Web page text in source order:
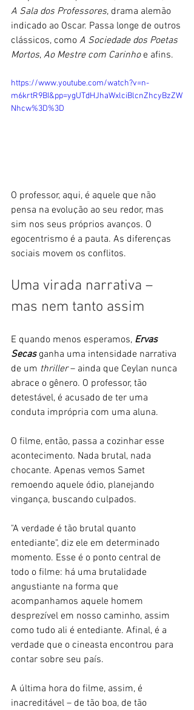
A Sala dos Professores, drama alemão
indicado ao Oscar. Passa longe de outros
clássicos, como A Sociedade dos Poetas
Mortos, Ao Mestre com Carinho e afins.
https://www.youtube.com/watch?v=n-
m6krtR9BI&pp=ygUTdHJhaWxlciBlcnZhcyBzZW
Nhcw%3D%3D
O professor, aqui, é aquele que não
pensa na evolução ao seu redor, mas
sim nos seus próprios avanços. O
egocentrismo é a pauta. As diferenças
sociais movem os conflitos.
Uma virada narrativa –
mas nem tanto assim
E quando menos esperamos, Ervas
Secas ganha uma intensidade narrativa
de um thriller – ainda que Ceylan nunca
abrace o gênero. O professor, tão
detestável, é acusado de ter uma
conduta imprópria com uma aluna.
O filme, então, passa a cozinhar esse
acontecimento. Nada brutal, nada
chocante. Apenas vemos Samet
remoendo aquele ódio, planejando
vingança, buscando culpados.
"A verdade é tão brutal quanto
entediante", diz ele em determinado
momento. Esse é o ponto central de
todo o filme: há uma brutalidade
angustiante na forma que
acompanhamos aquele homem
desprezível em nosso caminho, assim
como tudo ali é entediante. Afinal, é a
verdade que o cineasta encontrou para
contar sobre seu país.
A última hora do filme, assim, é
inacreditável – de tão boa, de tão